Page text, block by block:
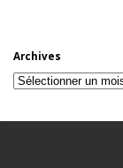
Archives
Archives